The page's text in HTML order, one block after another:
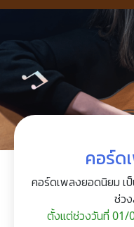
คอร์ด
คอร์ดเพลงยอดนิยม เ
ช่ว
ตั้งแต่ช่วงวันที่